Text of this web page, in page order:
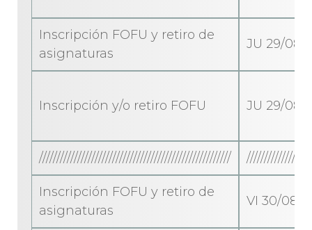
Inscripción FOFU y retiro de
asignaturas
JU 29/08/
Inscripción y/o retiro FOFU JU 29/08/
///////////////////////////////////////////////////////
Inscripción FOFU y retiro de
asignaturas
VI 30/08/